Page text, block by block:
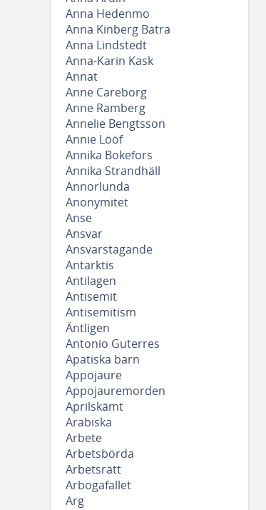
Anna Hedenmo
Anna Kinberg Batra
Anna Lindstedt
Anna-Karin Kask
Annat
Anne Careborg
Anne Ramberg
Annelie Bengtsson
Annie Lööf
Annika Bokefors
Annika Strandhäll
Annorlunda
Anonymitet
Anse
Ansvar
Ansvarstagande
Antarktis
Antilagen
Antisemit
Antisemitism
Äntligen
Antonio Guterres
Apatiska barn
Appojaure
Appojauremorden
Aprilskämt
Arabiska
Arbete
Arbetsbörda
Arbetsrätt
Arbogafallet
Arg